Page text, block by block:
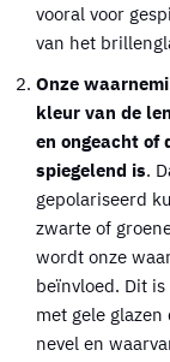
vooral voor
van het
Onze
kleur van de
en ongeacht of
spiegelend is.
gepolariseerd
zwarte of
wordt onze
beïnvloed. Dit
met gele
nevel en